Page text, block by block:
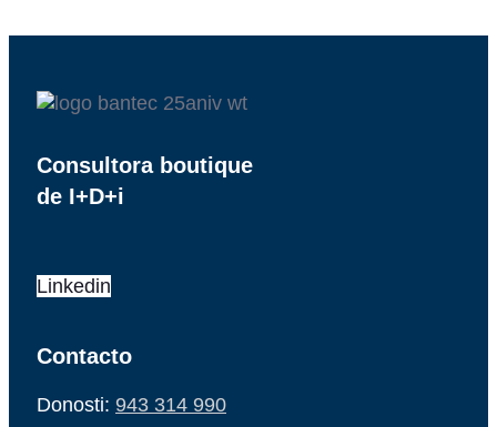
Consultora boutique
de I+D+i
Linkedin
Contacto
Donosti: 943 314 990